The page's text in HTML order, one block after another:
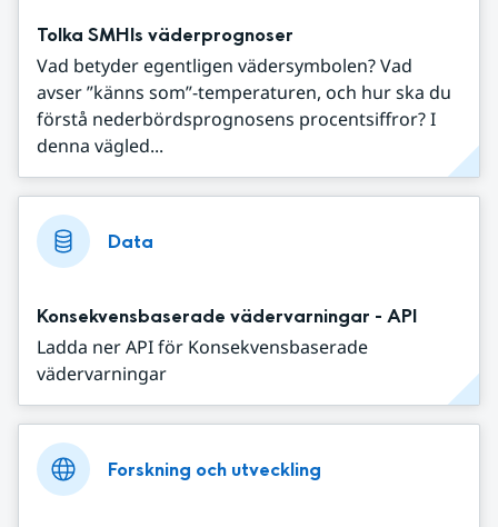
Tolka SMHIs väderprognoser
Vad betyder egentligen vädersymbolen? Vad
avser ”känns som”-temperaturen, och hur ska du
förstå nederbördsprognosens procentsiffror? I
denna vägled...
Data
Konsekvensbaserade vädervarningar - API
Ladda ner API för Konsekvensbaserade
vädervarningar
Forskning och utveckling